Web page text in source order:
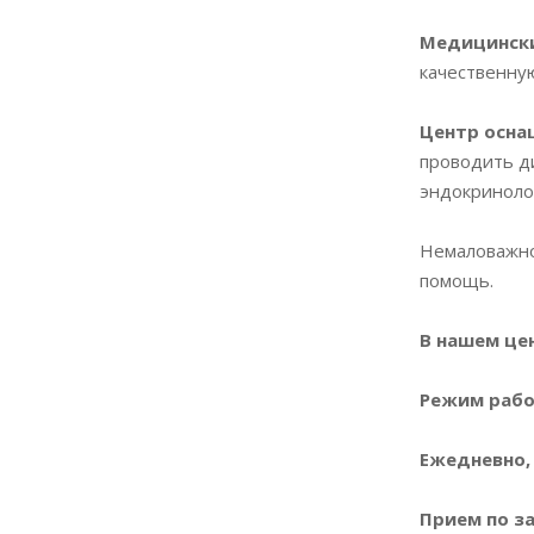
Центр
проводить
помощь.
В нашем
Режим
Ежедневно,
Прием по